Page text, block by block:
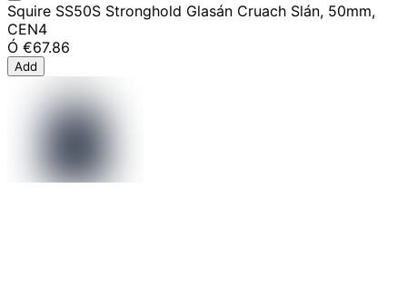
Squire SS50S Stronghold Glasán Cruach Slán, 50mm,
CEN4
Ó €67.86
Add